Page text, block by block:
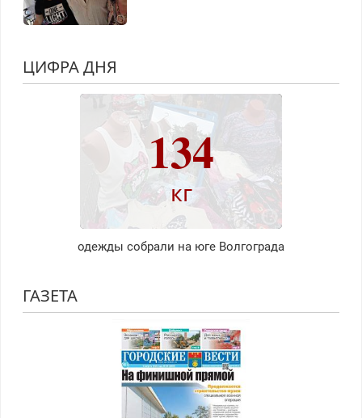
ЦИФРА ДНЯ
134
кг
одежды собрали на юге Волгограда
ГАЗЕТА